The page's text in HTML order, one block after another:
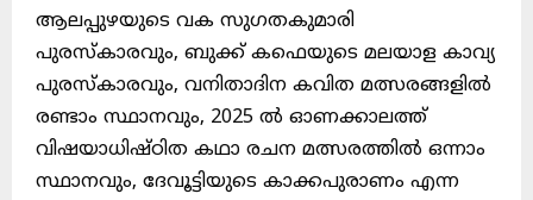
ആലപ്പുഴയുടെ വക സുഗതകുമാരി
പുരസ്കാരവും, ബുക്ക് കഫെയുടെ മലയാള കാവ്യ
പുരസ്കാരവും, വനിതാദിന കവിത മത്സരങ്ങളിൽ
രണ്ടാം സ്ഥാനവും, 2025 ൽ ഓണക്കാലത്ത്
വിഷയാധിഷ്ഠിത കഥാ രചന മത്സരത്തിൽ ഒന്നാം
സ്ഥാനവും, ദേവൂട്ടിയുടെ കാക്കപുരാണം എന്ന